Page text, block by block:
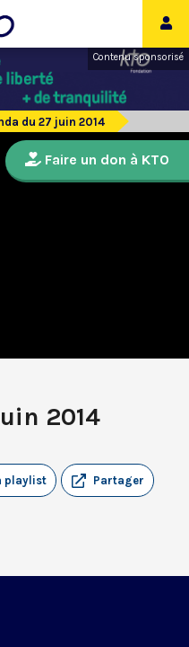
Contenu sponsorisé
du 27 juin 2014
2014
Partager
playlist
Faire un don à KTO